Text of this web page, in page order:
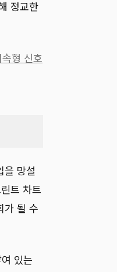
정교한
형 신호
을 망설
트 차트
가 될 수
있는